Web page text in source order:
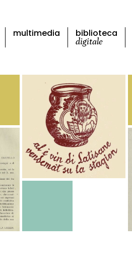
multimedia biblioteca
digitale